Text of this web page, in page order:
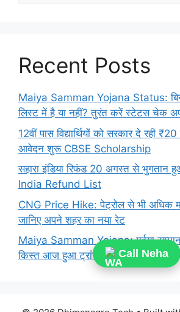
Call Neha
Recent Posts
Maiya Samman Yojana Status:
लिस्ट में है या नहीं? तुरंत करें स्टेटस चेक
12वीं पास विद्यार्थियों को सरकार दे रही
आवेदन शुरू CBSE Scholarship
सहारा इंडिया रिफंड 20 अगस्त से
India Refund List
CNG Price Hike: पेट्रोल से भी अधिक
जानिए अपने शहर का नया रेट
Maiya Samman Yojana: मईया सम्मान
किस्त आज हुआ ट्रांसफर, यहां से चेक करें